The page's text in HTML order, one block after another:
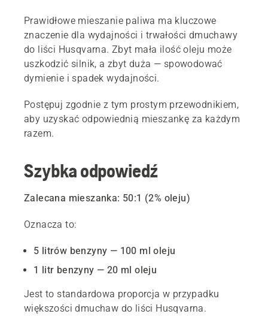
Prawidłowe mieszanie paliwa ma kluczowe
znaczenie dla wydajności i trwałości dmuchawy
do liści Husqvarna. Zbyt mała ilość oleju może
uszkodzić silnik, a zbyt duża — spowodować
dymienie i spadek wydajności.
Postępuj zgodnie z tym prostym przewodnikiem,
aby uzyskać odpowiednią mieszankę za każdym
razem.
Szybka odpowiedź
Zalecana mieszanka: 50:1 (2% oleju)
Oznacza to:
5 litrów benzyny — 100 ml oleju
1 litr benzyny — 20 ml oleju
Jest to standardowa proporcja w przypadku
większości dmuchaw do liści Husqvarna.